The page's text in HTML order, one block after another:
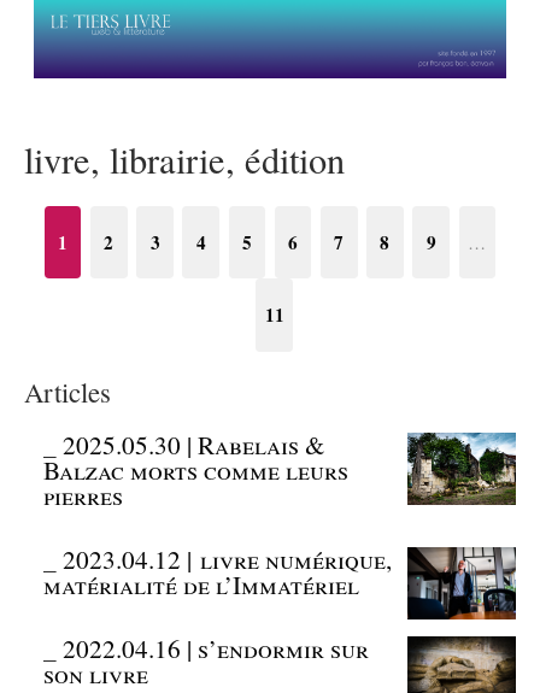
livre, librairie, édition
1 2 3 4 5 6 7 8 9 …
11
Articles
_2025.05.30 | Rabelais &
Balzac morts comme leurs
pierres
_2023.04.12 | livre numérique,
matérialité de l’Immatériel
_2022.04.16 | s’endormir sur
son livre